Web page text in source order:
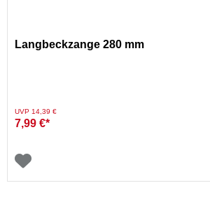
Langbeckzange 280 mm
Preis reduziert von
UVP 14,39 €auf
7,99 €*